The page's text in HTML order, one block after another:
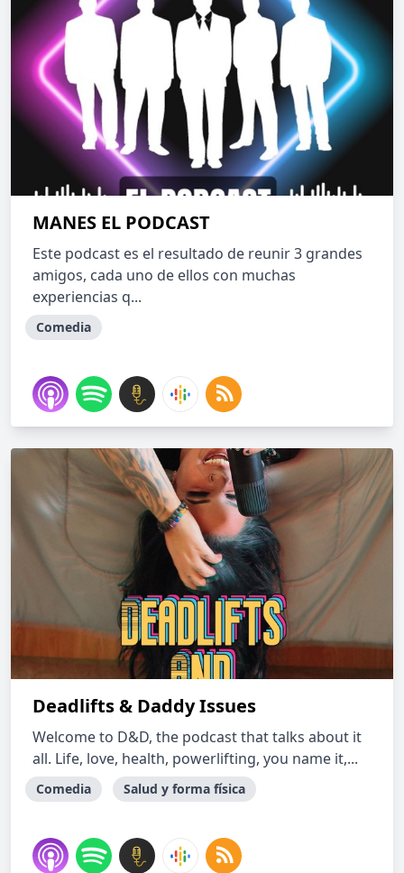
MANES EL PODCAST
Este podcast es el resultado de reunir 3 grandes
amigos, cada uno de ellos con muchas
experiencias q...
Comedia
Deadlifts & Daddy Issues
Welcome to D&D, the podcast that talks about it
all. Life, love, health, powerlifting, you name it,...
Comedia Salud y forma física